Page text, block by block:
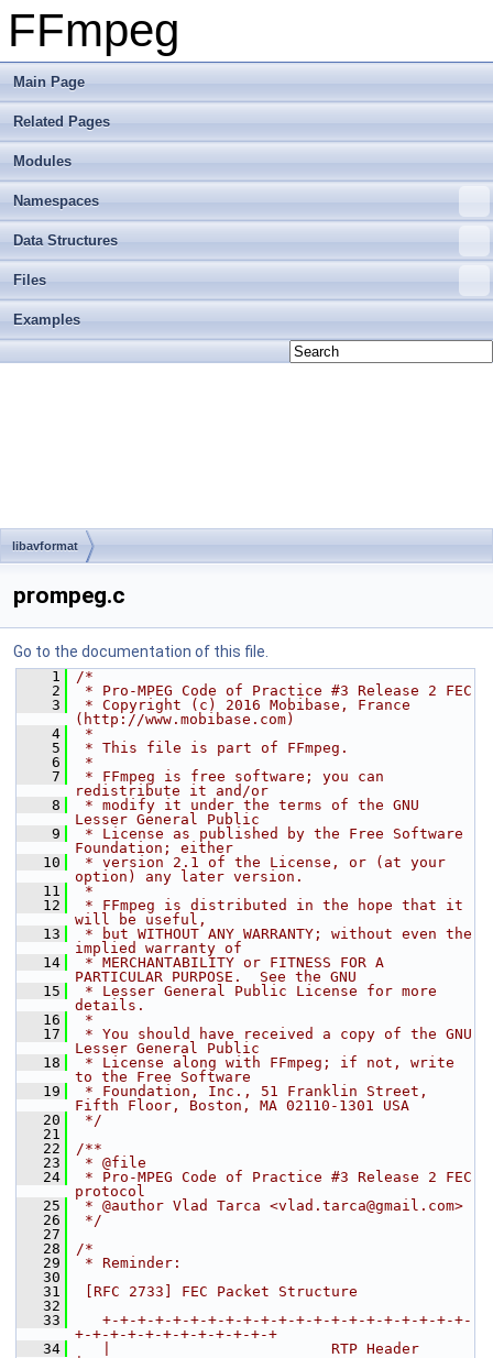
FFmpeg
Main Page
Related Pages
Modules
Namespaces
Data Structures
Files
Examples
libavformat
prompeg.c
Go to the documentation of this file.
    1
/*
    2
* Pro-MPEG Code of Practice #3 Release 2 FEC
    3
* Copyright (c) 2016 Mobibase, France
(http://www.mobibase.com)
    4
*
    5
* This file is part of FFmpeg.
    6
*
    7
* FFmpeg is free software; you can
redistribute it and/or
    8
* modify it under the terms of the GNU
Lesser General Public
    9
* License as published by the Free Software
Foundation; either
   10
* version 2.1 of the License, or (at your
option) any later version.
   11
*
   12
* FFmpeg is distributed in the hope that it
will be useful,
   13
* but WITHOUT ANY WARRANTY; without even the
implied warranty of
   14
* MERCHANTABILITY or FITNESS FOR A
PARTICULAR PURPOSE.  See the GNU
   15
* Lesser General Public License for more
details.
   16
*
   17
* You should have received a copy of the GNU
Lesser General Public
   18
* License along with FFmpeg; if not, write
to the Free Software
   19
* Foundation, Inc., 51 Franklin Street,
Fifth Floor, Boston, MA 02110-1301 USA
   20
*/
   21
   22
/**
   23
* @file
   24
* Pro-MPEG Code of Practice #3 Release 2 FEC
protocol
   25
* @author Vlad Tarca <vlad.tarca@gmail.com>
   26
*/
   27
   28
/*
   29
* Reminder:
   30
   31
[RFC 2733] FEC Packet Structure
   32
   33
   +-+-+-+-+-+-+-+-+-+-+-+-+-+-+-+-+-+-+-+-+-
+-+-+-+-+-+-+-+-+-+-+-+
   34
   |                         RTP Header